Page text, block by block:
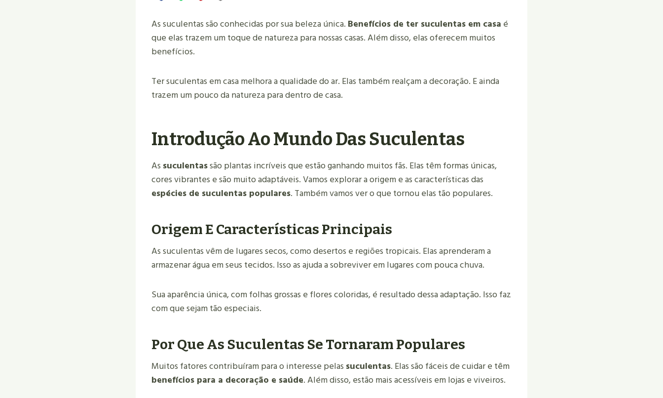
As suculentas são conhecidas por sua beleza única. Benefícios de ter suculentas em casa é
que elas trazem um toque de natureza para nossas casas. Além disso, elas oferecem muitos
benefícios.
Ter suculentas em casa melhora a qualidade do ar. Elas também realçam a decoração. E ainda
trazem um pouco da natureza para dentro de casa.
Introdução Ao Mundo Das Suculentas
As suculentassão plantas incríveis que estão ganhando muitos fãs. Elas têm formas únicas,
cores vibrantes e são muito adaptáveis. Vamos explorar a origem e as características das
espécies de suculentas populares. Também vamos ver o que tornou elas tão populares.
Origem E Características Principais
As suculentas vêm de lugares secos, como desertos e regiões tropicais. Elas aprenderam a
armazenar água em seus tecidos. Isso as ajuda a sobreviver em lugares com pouca chuva.
Sua aparência única, com folhas grossas e flores coloridas, é resultado dessa adaptação. Isso faz
com que sejam tão especiais.
Por Que As Suculentas Se Tornaram Populares
Muitos fatores contribuíram para o interesse pelas suculentas. Elas são fáceis de cuidar e têm
benefícios para a decoração e saúde. Além disso, estão mais acessíveis em lojas e viveiros.